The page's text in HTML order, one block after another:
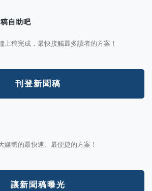
自助吧
上稿完成，最快接觸最多讀者的方案！
刊登新聞稿
媒體的最快速、最便捷的方案！
讓新聞稿曝光